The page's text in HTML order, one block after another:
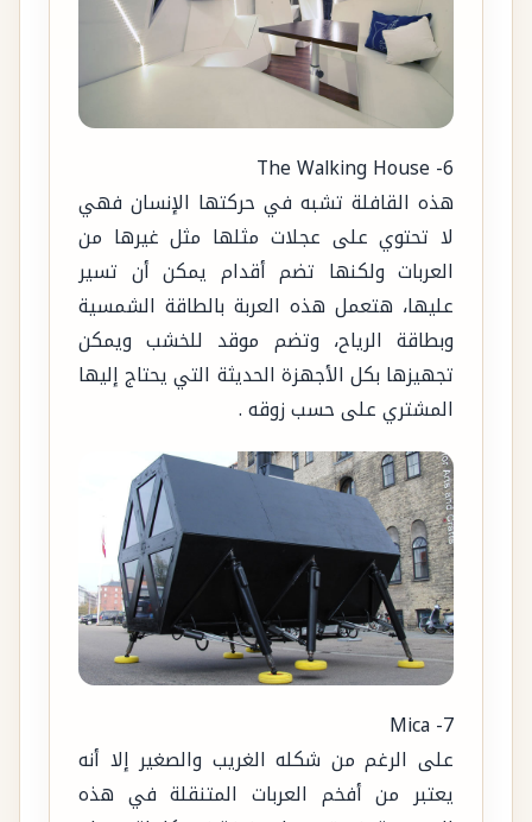
6- The Walking House
هذه القافلة تشبه في حركتها الإنسان فهي
لا تحتوي على عجلات مثلها مثل غيرها من
العربات ولكنها تضم أقدام يمكن أن تسير
عليها، هتعمل هذه العربة بالطاقة الشمسية
وبطاقة الرياح، وتضم موقد للخشب ويمكن
تجهيزها بكل الأجهزة الحديثة التي يحتاج إليها
المشتري على حسب زوقه .
7- Mica
على الرغم من شكله الغريب والصغير إلا أنه
يعتبر من أفخم العربات المتنقلة في هذه